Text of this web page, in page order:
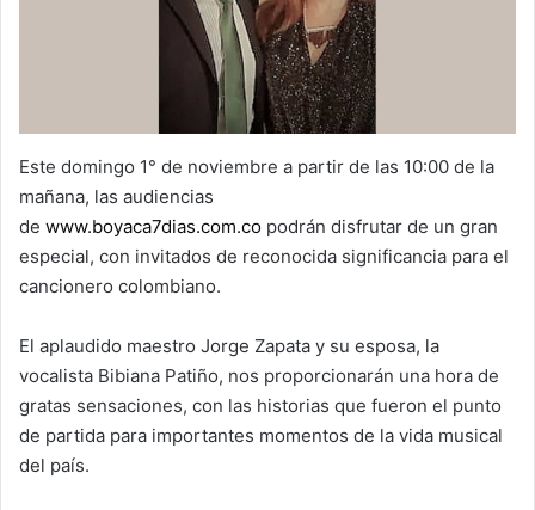
Este domingo 1° de noviembre a partir de las 10:00 de la
mañana, las audiencias
de www.boyaca7dias.com.co podrán disfrutar de un gran
especial, con invitados de reconocida significancia para el
cancionero colombiano.
El aplaudido maestro Jorge Zapata y su esposa, la
vocalista Bibiana Patiño, nos proporcionarán una hora de
gratas sensaciones, con las historias que fueron el punto
de partida para importantes momentos de la vida musical
del país.